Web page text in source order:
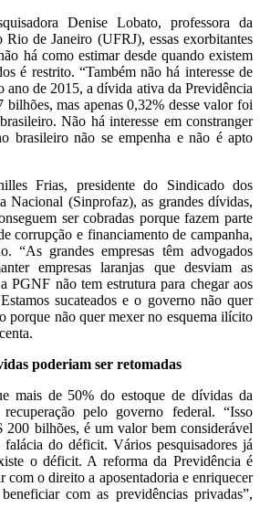
Denise Lobato, professora da
de Janeiro (UFRJ), essas exorbitantes
há como estimar desde quando existem
é restrito. “Também não há interesse de
ano de 2015, a dívida ativa da Previdência
bilhões, mas apenas 0,32% desse valor foi
Não há interesse em constranger
brasileiro não se empenha e não é apto
Frias, presidente do Sindicado dos
Nacional (Sinprofaz), as grandes dívidas,
ser cobradas porque fazem parte
corrupção e financiamento de campanha,
“As grandes empresas têm advogados
empresas laranjas que desviam as
PGNF não tem estrutura para chegar aos
sucateados e o governo não quer
porque não quer mexer no esquema ilícito
poderiam ser retomadas
mais de 50% do estoque de dívidas da
pelo governo federal. “Isso
200 bilhões, é um valor bem considerável
do déficit. Vários pesquisadores já
o déficit. A reforma da Previdência é
com o direito a aposentadoria e enriquecer
com as previdências privadas”,